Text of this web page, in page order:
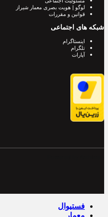
لوگو | هویت بصری معمار شیراز
قوانین و مقررات
شبکه های اجتماعی
اینستاگرام
تلگرام
آپارات
فستیوال
معمار